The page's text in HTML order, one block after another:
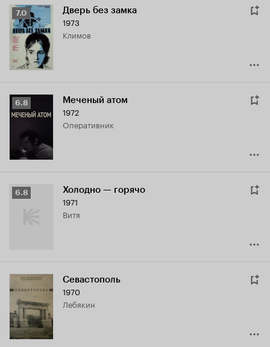
Рейтинг
Кинопоиска
7.0
7.0 Дверь без замка
1973
Климов
Рейтинг
Кинопоиска
6.8 Меченый атом
1972
оперативник
Рейтинг
6.8 Холодно — горячо
1971
Витя
Севастополь
1970
Лебякин